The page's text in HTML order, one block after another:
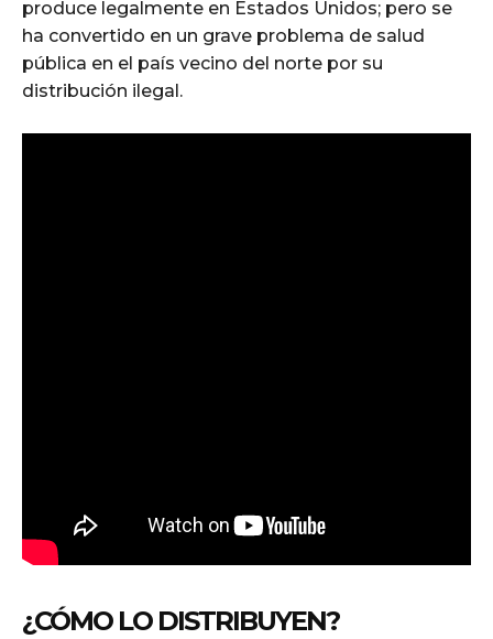
produce legalmente en Estados Unidos; pero se
ha convertido en un grave problema de salud
pública en el país vecino del norte por su
distribución ilegal.
¿CÓMO LO DISTRIBUYEN?